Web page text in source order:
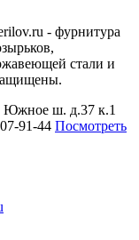
- фурнитура
стали и
Южное ш. д.37 к.1
91-44 Посмотреть